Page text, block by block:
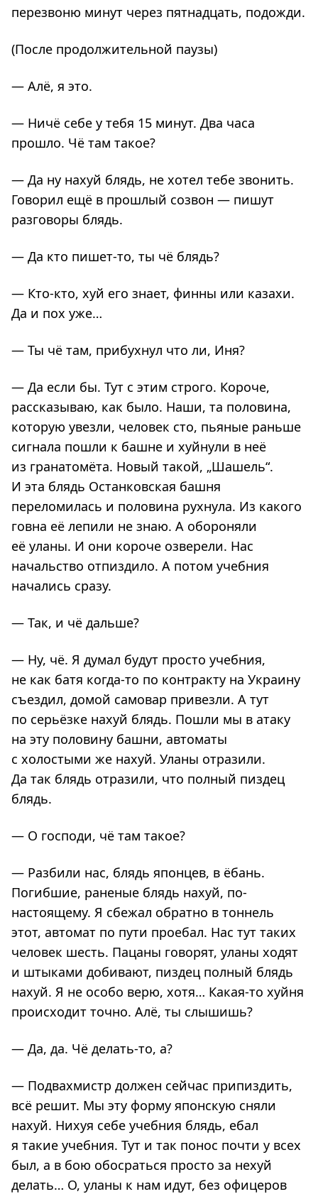
перезвоню минут через пятнадцать, подожди.
(После продолжительной паузы)
— Алё, я это.
— Ничё себе у тебя 15 минут. Два часа
прошло. Чё там такое?
— Да ну нахуй блядь, не хотел тебе звонить.
Говорил ещё в прошлый созвон — пишут
разговоры блядь.
— Да кто пишет-то, ты чё блядь?
— Кто-кто, хуй его знает, финны или казахи.
Да и пох уже…
— Ты чё там, прибухнул что ли, Иня?
— Да если бы. Тут с этим строго. Короче,
рассказываю, как было. Наши, та половина,
которую увезли, человек сто, пьяные раньше
сигнала пошли к башне и хуйнули в неё
из гранатомёта. Новый такой, „Шашель“.
И эта блядь Останковская башня
переломилась и половина рухнула. Из какого
говна её лепили не знаю. А обороняли
её уланы. И они короче озверели. Нас
начальство отпиздило. А потом учебния
начались сразу.
— Так, и чё дальше?
— Ну, чё. Я думал будут просто учебния,
не как батя когда-то по контракту на Украину
съездил, домой самовар привезли. А тут
по серьёзке нахуй блядь. Пошли мы в атаку
на эту половину башни, автоматы
с холостыми же нахуй. Уланы отразили.
Да так блядь отразили, что полный пиздец
блядь.
— О господи, чё там такое?
— Разбили нас, блядь японцев, в ёбань.
Погибшие, раненые блядь нахуй, по-
настоящему. Я сбежал обратно в тоннель
этот, автомат по пути проебал. Нас тут таких
человек шесть. Пацаны говорят, уланы ходят
и штыками добивают, пиздец полный блядь
нахуй. Я не особо верю, хотя… Какая-то хуйня
происходит точно. Алё, ты слышишь?
— Да, да. Чё делать-то, а?
— Подвахмистр должен сейчас припиздить,
всё решит. Мы эту форму японскую сняли
нахуй. Нихуя себе учебния блядь, ебал
я такие учебния. Тут и так понос почти у всех
был, а в бою обосраться просто за нехуй
делать… О, уланы к нам идут, без офицеров